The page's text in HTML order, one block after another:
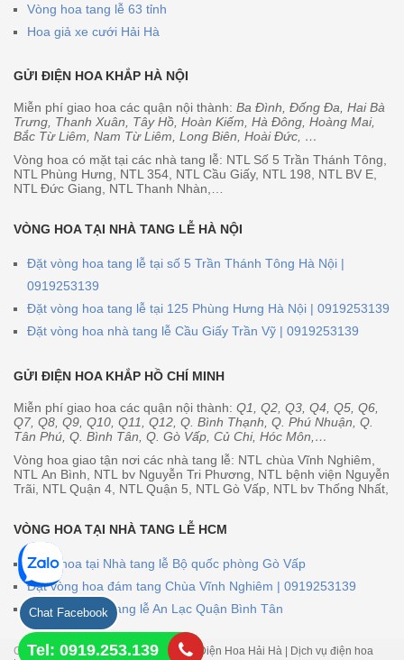
Vòng hoa tang lễ 63 tỉnh
Hoa giả xe cưới Hải Hà
GỬI ĐIỆN HOA KHẮP HÀ NỘI
Miễn phí giao hoa các quận nội thành: Ba Đình, Đống Đa, Hai Bà
Trưng, Thanh Xuân, Tây Hồ, Hoàn Kiếm, Hà Đông, Hoàng Mai,
Bắc Từ Liêm, Nam Từ Liêm, Long Biên, Hoài Đức, …
Vòng hoa có mặt tại các nhà tang lễ: NTL Số 5 Trần Thánh Tông,
NTL Phùng Hưng, NTL 354, NTL Cầu Giấy, NTL 198, NTL BV E,
NTL Đức Giang, NTL Thanh Nhàn,…
VÒNG HOA TẠI NHÀ TANG LỄ HÀ NỘI
Đặt vòng hoa tang lễ tại số 5 Trần Thánh Tông Hà Nội |
0919253139
Đặt vòng hoa tang lễ tại 125 Phùng Hưng Hà Nội | 0919253139
Đặt vòng hoa nhà tang lễ Cầu Giấy Trần Vỹ | 0919253139
GỬI ĐIỆN HOA KHẮP HỒ CHÍ MINH
Miễn phí giao hoa các quận nội thành: Q1, Q2, Q3, Q4, Q5, Q6,
Q7, Q8, Q9, Q10, Q11, Q12, Q. Bình Thạnh, Q. Phú Nhuận, Q.
Tân Phú, Q. Bình Tân, Q. Gò Vấp, Củ Chi, Hóc Môn,…
Vòng hoa giao tận nơi các nhà tang lễ: NTL chùa Vĩnh Nghiêm,
NTL An Bình, NTL bv Nguyễn Tri Phương, NTL bệnh viện Nguyễn
Trãi, NTL Quận 4, NTL Quận 5, NTL Gò Vấp, NTL bv Thống Nhất,
VÒNG HOA TẠI NHÀ TANG LỄ HCM
Vòng hoa tại Nhà tang lễ Bộ quốc phòng Gò Vấp
Đặt vòng hoa đám tang Chùa Vĩnh Nghiêm | 0919253139
Vòng hoa nhà tang lễ An Lạc Quận Bình Tân
Copyright © 2026Shop Hoa Hải Hà - Điện Hoa Hải Hà | Dịch vụ điện hoa
Chat Facebook
Tel: 0919.253.139